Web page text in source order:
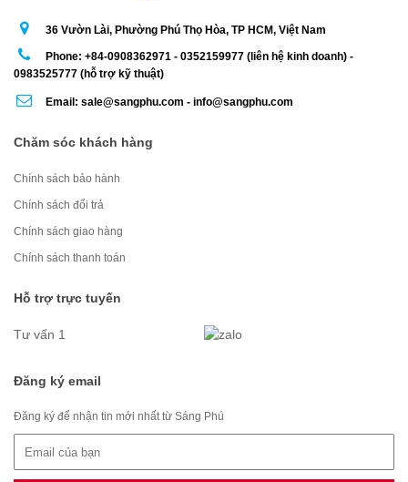
36 Vườn Lài, Phường Phú Thọ Hòa, TP HCM, Việt Nam
Phone: +84-0908362971 - 0352159977 (liên hệ kinh doanh) -
0983525777 (hỗ trợ kỹ thuật)
Email: sale@sangphu.com - info@sangphu.com
Chăm sóc khách hàng
Chính sách bảo hành
Chính sách đổi trả
Chính sách giao hàng
Chính sách thanh toán
Hỗ trợ trực tuyến
Tư vấn 1
Đăng ký email
Đăng ký để nhận tin mới nhất từ Sáng Phú